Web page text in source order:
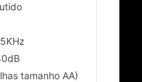
tamanho AA)